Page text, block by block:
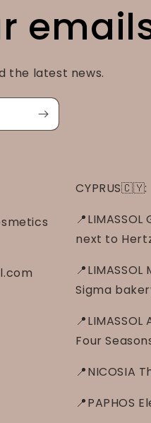
the latest news.
CYPRUS🇨🇾:
next to
Sigma
Four
📍NICOSIA
📍PAPHOS